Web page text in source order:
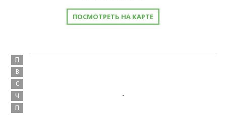
ПОСМОТРЕТЬ НА КАРТЕ
П
В
С
Ч
П
-